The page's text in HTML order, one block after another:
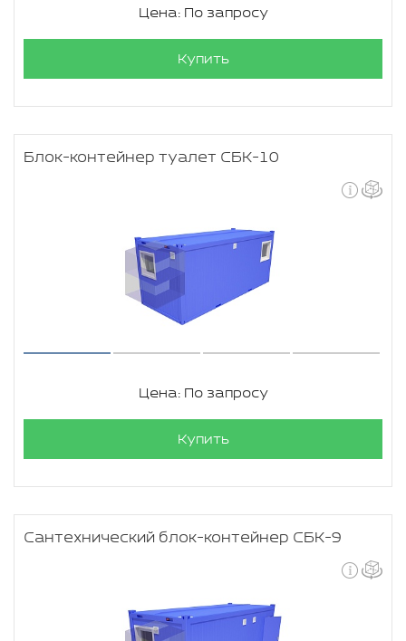
Цена: По запросу
Купить
Блок-контейнер туалет СБК-10
Цена: По запросу
Купить
Сантехнический блок-контейнер СБК-9